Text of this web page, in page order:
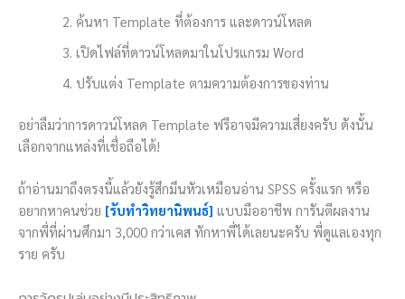
ค้นหา Template ที่ต้องการ และดาวน์โหลด
เปิดไฟล์ที่ดาวน์โหลดมาในโปรแกรม Word
ปรับแต่ง Template ตามความต้องการของท่าน
อย่าลืมว่าการดาวน์โหลด Template ฟรีอาจมีความเสี่ยงครับ ดังนั้น
เลือกจากแหล่งที่เชื่อถือได้!
ถ้าอ่านมาถึงตรงนี้แล้วยังรู้สึกมึนหัวเหมือนอ่าน SPSS ครั้งแรก หรือ
อยากหาคนช่วย [รับทำวิทยานิพนธ์] แบบมืออาชีพ การันตีผลงาน
จากพี่ที่ผ่านศึกมา 3,000 กว่าเคส ทักหาพี่ได้เลยนะครับ พี่ดูแลเองทุก
ราย ครับ